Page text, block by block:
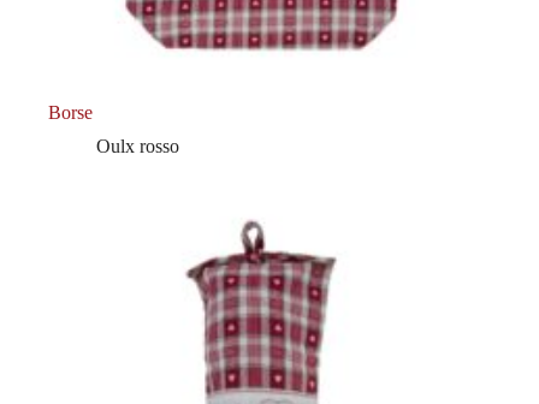
Borse
Oulx rosso